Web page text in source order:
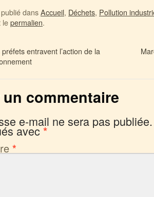
dansAccueil, Déchets, Pollution
lepermalien.
entravent l’action de la
commentaire
e-mail ne sera pas publiée.
avec*
*